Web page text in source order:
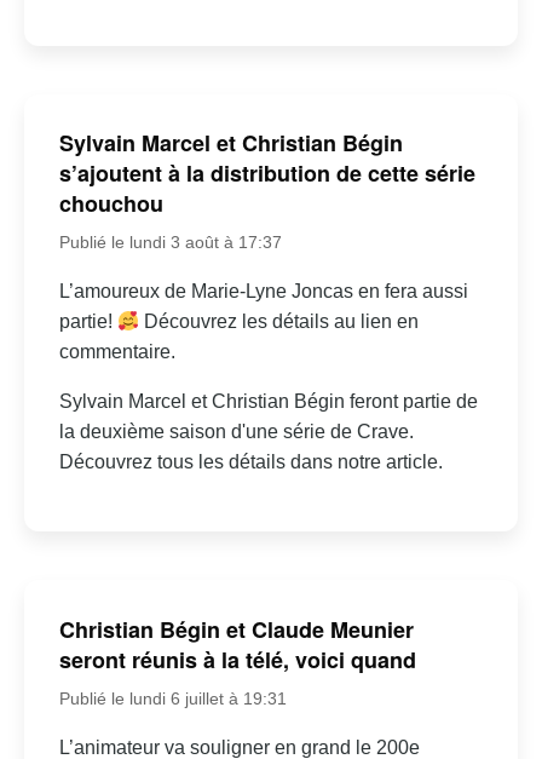
Sylvain Marcel et Christian Bégin
s’ajoutent à la distribution de cette série
chouchou
Publié le lundi 3 août à 17:37
L’amoureux de Marie-Lyne Joncas en fera aussi
partie!
Découvrez les détails au lien en
commentaire.
Sylvain Marcel et Christian Bégin feront partie de
la deuxième saison d'une série de Crave.
Découvrez tous les détails dans notre article.
Christian Bégin et Claude Meunier
seront réunis à la télé, voici quand
Publié le lundi 6 juillet à 19:31
L’animateur va souligner en grand le 200e